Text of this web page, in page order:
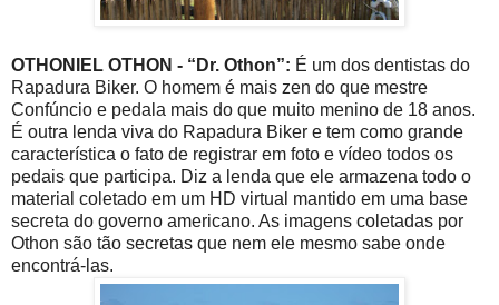
OTHONIEL OTHON - “Dr. Othon”: É um dos dentistas do
Rapadura Biker. O homem é mais zen do que mestre
Confúncio e pedala mais do que muito menino de 18 anos.
É outra lenda viva do Rapadura Biker e tem como grande
característica o fato de registrar em foto e vídeo todos os
pedais que participa. Diz a lenda que ele armazena todo o
material coletado em um HD virtual mantido em uma base
secreta do governo americano. As imagens coletadas por
Othon são tão secretas que nem ele mesmo sabe onde
encontrá-las.